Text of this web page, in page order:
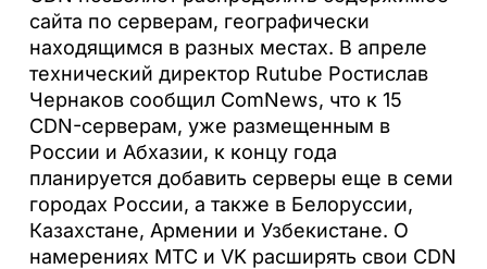
сайта по серверам, географически
находящимся в разных местах. В апреле
технический директор Rutube Ростислав
Чернаков сообщил ComNews, что к 15
CDN-серверам, уже размещенным в
России и Абхазии, к концу года
планируется добавить серверы еще в семи
городах России, а также в Белоруссии,
Казахстане, Армении и Узбекистане. О
намерениях МТС и VK расширять свои CDN